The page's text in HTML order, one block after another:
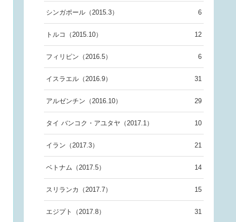
シンガポール（2015.3） 6
トルコ（2015.10） 12
フィリピン（2016.5） 6
イスラエル（2016.9） 31
アルゼンチン（2016.10） 29
タイ バンコク・アユタヤ（2017.1） 10
イラン（2017.3） 21
ベトナム（2017.5） 14
スリランカ（2017.7） 15
エジプト（2017.8） 31